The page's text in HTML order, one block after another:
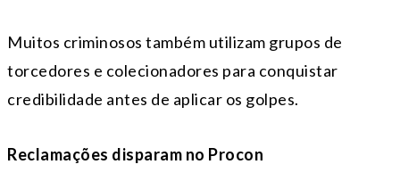
Muitos criminosos também utilizam grupos de
torcedores e colecionadores para conquistar
credibilidade antes de aplicar os golpes.
Reclamações disparam no Procon